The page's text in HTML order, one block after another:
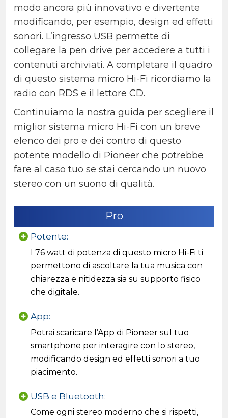
modo ancora più innovativo e divertente
modificando, per esempio, design ed effetti
sonori. L’ingresso USB permette di
collegare la pen drive per accedere a tutti i
contenuti archiviati. A completare il quadro
di questo sistema micro Hi-Fi ricordiamo la
radio con RDS e il lettore CD.
Continuiamo la nostra guida per scegliere il
miglior sistema micro Hi-Fi con un breve
elenco dei pro e dei contro di questo
potente modello di Pioneer che potrebbe
fare al caso tuo se stai cercando un nuovo
stereo con un suono di qualità.
Pro
Potente:
I 76 watt di potenza di questo micro Hi-Fi ti
permettono di ascoltare la tua musica con
chiarezza e nitidezza sia su supporto fisico
che digitale.
App:
Potrai scaricare l’App di Pioneer sul tuo
smartphone per interagire con lo stereo,
modificando design ed effetti sonori a tuo
piacimento.
USB e Bluetooth:
Come ogni stereo moderno che si rispetti,